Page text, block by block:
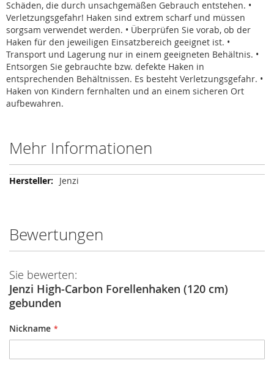
Schäden, die durch unsachgemäßen Gebrauch entstehen. •
Verletzungsgefahr! Haken sind extrem scharf und müssen
sorgsam verwendet werden. • Überprüfen Sie vorab, ob der
Haken für den jeweiligen Einsatzbereich geeignet ist. •
Transport und Lagerung nur in einem geeigneten Behältnis. •
Entsorgen Sie gebrauchte bzw. defekte Haken in
entsprechenden Behältnissen. Es besteht Verletzungsgefahr. •
Haken von Kindern fernhalten und an einem sicheren Ort
aufbewahren.
Mehr Informationen
Mehr
Jenzi
Bewertungen
Sie bewerten:
Jenzi High-Carbon Forellenhaken (120 cm)
gebunden
Nickname